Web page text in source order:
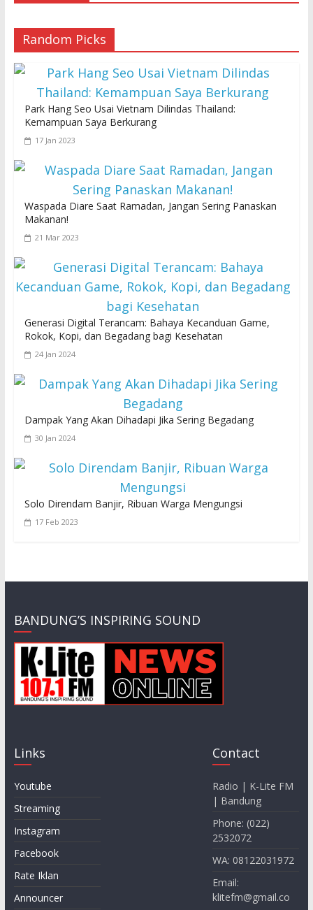
Random Picks
Park Hang Seo Usai Vietnam Dilindas Thailand:
Kemampuan Saya Berkurang
17 Jan 2023
Waspada Diare Saat Ramadan, Jangan Sering Panaskan
Makanan!
21 Mar 2023
Generasi Digital Terancam: Bahaya Kecanduan Game,
Rokok, Kopi, dan Begadang bagi Kesehatan
24 Jan 2024
Dampak Yang Akan Dihadapi Jika Sering Begadang
30 Jan 2024
Solo Direndam Banjir, Ribuan Warga Mengungsi
17 Feb 2023
BANDUNG’S INSPIRING SOUND
Links
Youtube
Streaming
Instagram
Facebook
Rate Iklan
Announcer
Contact
Radio | K-Lite FM
| Bandung
Phone: (022)
2532072
WA: 08122031972
Email:
klitefm@gmail.co